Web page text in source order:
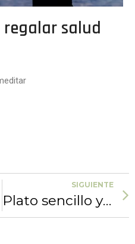
salud
SIGUIENTE
Plato sencillo y saludable… ¡descúbrelo!